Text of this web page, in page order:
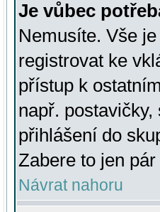
Je vůbec
Nemusíte. Vše
registrovat ke
přístup k
např.
přihlášení do
Zabere to jen pár
Návrat nahoru